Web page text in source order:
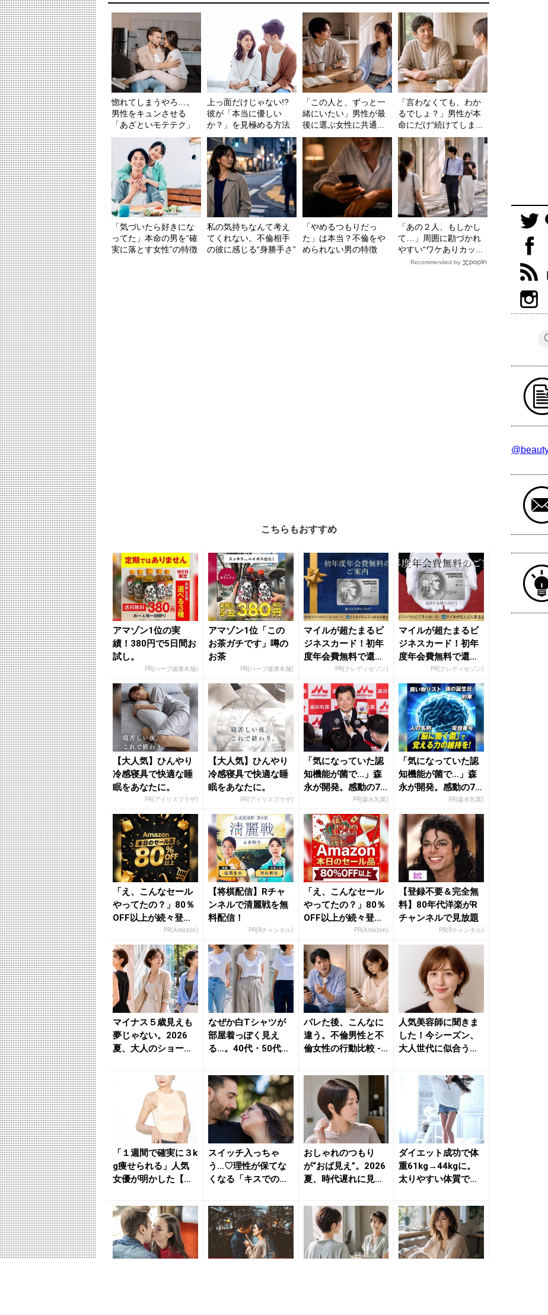
惚れてしまうやろ…。
男性をキュンさせる
「あざといモテテク」
上っ面だけじゃない!?
彼が「本当に優しい
か？」を見極める方法
「この人と、ずっと一
緒にいたい」男性が最
後に選ぶ女性に共通...
「言わなくても、わか
るでしょ？」男性が本
命にだけ“続けてしま...
「気づいたら好きにな
ってた」本命の男を“確
実に落とす女性”の特徴
私の気持ちなんて考え
てくれない。不倫相手
の彼に感じる“身勝手さ”
「やめるつもりだっ
た」は本当？不倫をや
められない男の特徴
「あの２人、もしかし
て…」周囲に勘づかれ
やすい“ワケありカッ...
Recommended by
こちらもおすすめ
アマゾン1位の実
績！380円で5日間お
試し。
PR(ハーブ健康本舗)
アマゾン1位「この
お茶ガチです」噂の
お茶
PR(ハーブ健康本舗)
マイルが超たまるビ
ジネスカード！初年
度年会費無料で還元
率最大1.125%PR(クレディセゾン)
マイルが超たまるビ
ジネスカード！初年
度年会費無料で還元
率最大1.125%PR(クレディセゾン)
【大人気】ひんやり
冷感寝具で快適な睡
眠をあなたに。
PR(アイリスプラザ)
【大人気】ひんやり
冷感寝具で快適な睡
眠をあなたに。
PR(アイリスプラザ)
「気になっていた認
知機能が菌で…」森
永が開発。感動の70
PR(森永乳業)
「気になっていた認
知機能が菌で…」森
永が開発。感動の70
PR(森永乳業)
「え、こんなセール
やってたの？」80％
OFF以上が続々登
場！Amazonの本気
が...
PR(Amazon)
【将棋配信】Rチャ
ンネルで清麗戦を無
料配信！
PR(Rチャンネル)
「え、こんなセール
やってたの？」80％
OFF以上が続々登
場！Amazonの本気
が...
PR(Amazon)
【登録不要＆完全無
料】80年代洋楽がR
チャンネルで見放題
PR(Rチャンネル)
マイナス５歳見えも
夢じゃない。2026
夏、大人のショート
なぜか白Tシャツが
部屋着っぽく見え
る…。40代・50代が
イン...
バレた後、こんなに
違う。不倫男性と不
倫女性の行動比較 -
be...
人気美容師に聞きま
した！今シーズン、
大人世代に似合う
ヘア】３選...
「１週間で確実に３k
g痩せられる」人気
女優が明かした【簡
ツ -...
スイッチ入っちゃ
う...♡理性が保てな
くなる「キスでの喘
い...
おしゃれのつもり
が“おば見え”。2026
夏、時代遅れに見ら
ヘア...
ダイエット成功で体
重61kg→44kgに。
太りやすい体質でも
プ】...